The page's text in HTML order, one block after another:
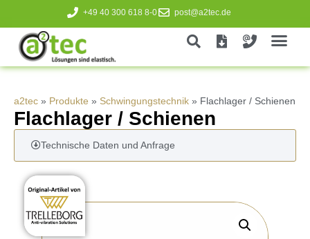
+49 40 300 618 8-0 post@a2tec.de
a2tec » Produkte » Schwingungstechnik » Flachlager / Schienen
Flachlager / Schienen
Technische Daten und Anfrage